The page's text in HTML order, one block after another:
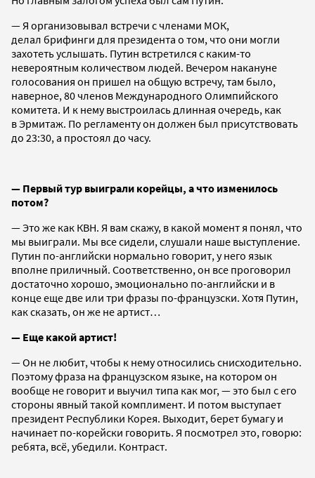
— Я организовывал встречи с членами МОК,
делал брифинги для президента о том, что они могли
захотеть услышать. Путин встретился с каким-то
невероятным количеством людей. Вечером накануне
голосования он пришел на общую встречу, там было,
наверное, 80 членов Международного Олимпийского
комитета. И к нему выстроилась длинная очередь, как
в Эрмитаж. По регламенту он должен был присутствовать
до 23:30, а простоял до часу.
— Первый тур выиграли корейцы, а что изменилось
потом?
— Это же как КВН. Я вам скажу, в какой момент я понял, что
мы выиграли. Мы все сидели, слушали наше выступление.
Путин по-английски нормально говорит, у него язык
вполне приличный. Соответственно, он все проговорил
достаточно хорошо, эмоционально по-английски и в
конце еще две или три фразы по-французски. Хотя Путин,
как сказать, он же не артист…
— Еще какой артист!
— Он не любит, чтобы к нему относились снисходительно.
Поэтому фраза на французском языке, на котором он
вообще не говорит и выучил типа как мог, — это был с его
стороны явный такой комплимент. И потом выступает
президент Республики Корея. Выходит, берет бумагу и
начинает по-корейски говорить. Я посмотрел это, говорю:
ребята, всё, убедили. Контраст.